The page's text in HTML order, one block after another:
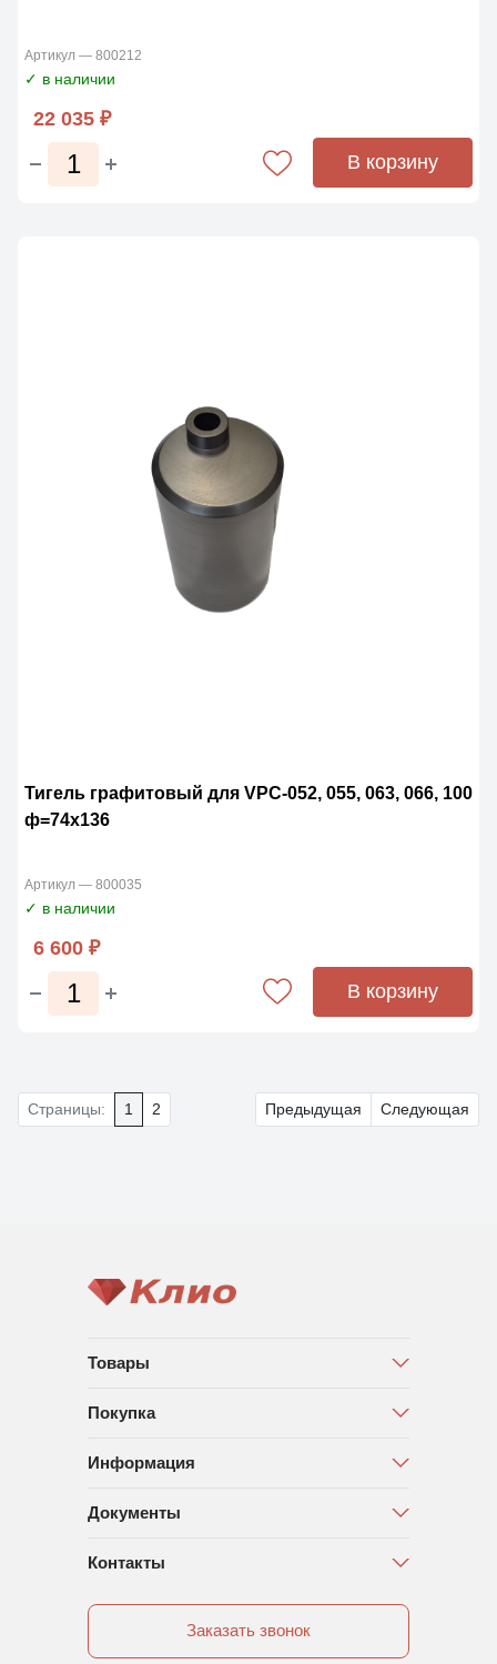
Артикул — 800212
✓ в наличии
22 035 ₽
В корзину
Тигель графитовый для VPC-052, 055, 063, 066, 100
ф=74x136
Артикул — 800035
✓ в наличии
6 600 ₽
В корзину
Страницы: 1 2 Предыдущая Следующая
Товары
Покупка
Информация
Документы
Контакты
Заказать звонок